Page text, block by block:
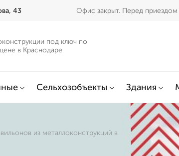
43 Офис закрыт. Перед
под ключ по
в Краснодаре
Сельхозобъекты Здания
из металлоконструкций в